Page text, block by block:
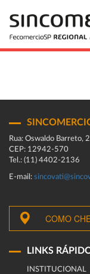
Rua: Oswaldo Barreto,
CEP: 12942-570
Tel.: (11) 4402-2136
E-mail:
COMO
LINKS
INSTITUCIONAL